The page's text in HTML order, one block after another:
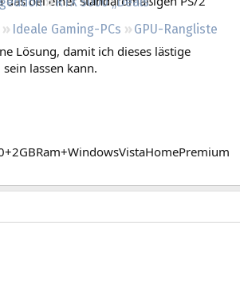
Ideale Gaming-PCs
GPU-Rangliste
Lösung, damit ich dieses lästige
lassen kann.